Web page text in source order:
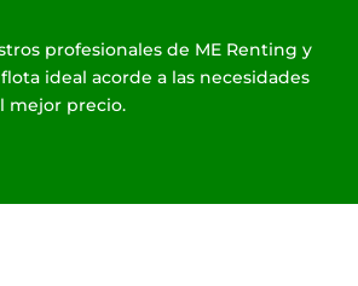
profesionales de ME Renting y
ideal acorde a las necesidades
mejor precio.